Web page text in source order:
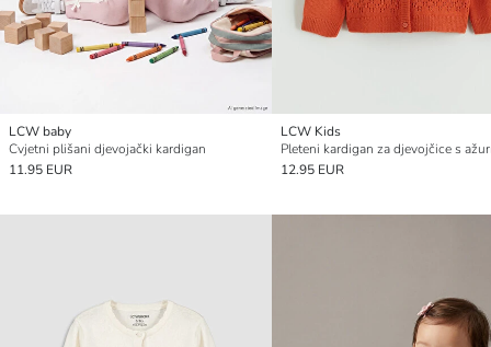
LCW baby
Cvjetni plišani djevojački kardigan
11.95 EUR
LCW Kids
12.95 EUR